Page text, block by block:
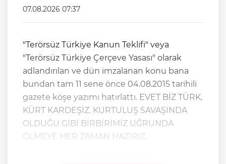
07.08.2026 07:37
"Terörsüz Türkiye Kanun Teklifi" veya
"Terörsüz Türkiye Çerçeve Yasası" olarak
adlandırılan ve dün imzalanan konu bana
bundan tam 11 sene önce 04.08.2015 tarihili
gazete köşe yazımı hatırlattı. EVET BİZ TÜRK,
KÜRT KARDEŞİZ. KURTULUŞ SAVAŞINDA
OLDUĞU GİBİ BİRBİRİMİZ UĞRUNDA
ÖLMEYE HER ZAMAN HAZIRIZ.